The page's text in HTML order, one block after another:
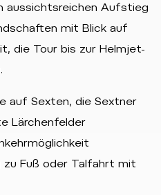
aussichtsreichen Aufstieg
mit Blick auf
die Tour bis zur Helmjet-
auf Sexten, die Sextner
Lärchenfelder
zu Fuß oder Talfahrt mit